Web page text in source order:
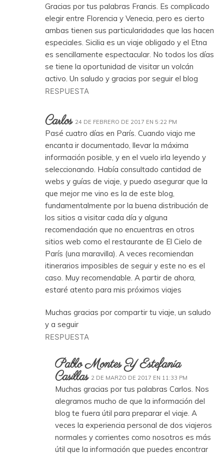
Gracias por tus palabras Francis. Es complicado
elegir entre Florencia y Venecia, pero es cierto
ambas tienen sus particularidades que las hacen
especiales. Sicilia es un viaje obligado y el Etna
es sencillamente espectacular. No todos los días
se tiene la oportunidad de visitar un volcán
activo. Un saludo y gracias por seguir el blog
RESPUESTA
Carlos 24 DE FEBRERO DE 2017 EN 5:22 PM
Pasé cuatro días en París. Cuando viajo me
encanta ir documentado, llevar la máxima
información posible, y en el vuelo irla leyendo y
seleccionando. Había consultado cantidad de
webs y guías de viaje, y puedo asegurar que la
que mejor me vino es la de este blog,
fundamentalmente por la buena distribución de
los sitios a visitar cada día y alguna
recomendación que no encuentras en otros
sitios web como el restaurante de El Cielo de
París (una maravilla). A veces recomiendan
itinerarios imposibles de seguir y este no es el
caso. Muy recomendable. A partir de ahora,
estaré atento para mis próximos viajes
Muchas gracias por compartir tu viaje, un saludo
y a seguir
RESPUESTA
Pablo Montes Y Estefanía
Casillas 2 DE MARZO DE 2017 EN 11:33 PM
Muchas gracias por tus palabras Carlos. Nos
alegramos mucho de que la información del
blog te fuera útil para preparar el viaje. A
veces la experiencia personal de dos viajeros
normales y corrientes como nosotros es más
útil que la información que puedes encontrar